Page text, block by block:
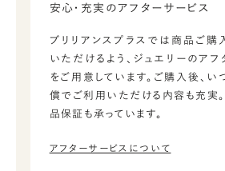
安心・充実のアフターサービス
ブリリアンスプラスでは商品ご購
いただけるよう、ジュエリーのア
をご用意しています。ご購入後、
償でご利用いただける内容も充実
品保証も承っています。
アフターサービスについて